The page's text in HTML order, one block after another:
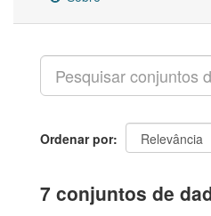
Ordenar por
7 conjuntos de